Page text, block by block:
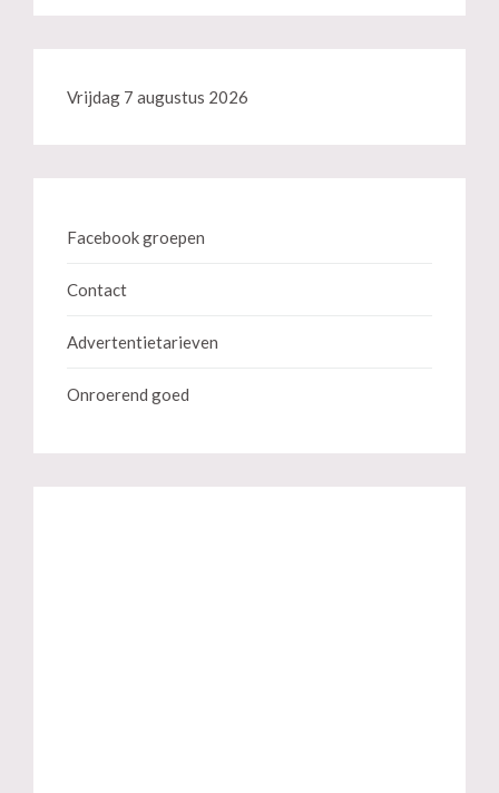
Vrijdag 7 augustus 2026
Facebook groepen
Contact
Advertentietarieven
Onroerend goed